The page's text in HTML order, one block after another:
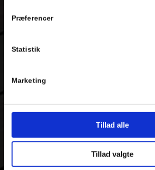
Præferencer
Statistik
Marketing
Tillad alle
Tillad valgte